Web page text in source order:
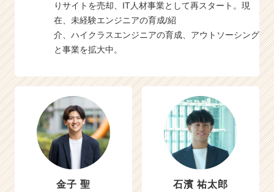
りサイトを売却、IT人材事業として再スタート。現
在、未経験エンジニアの育成/紹
介、ハイクラスエンジニアの育成、アウトソーシング
と事業を拡大中。
金子 聖 石濱 祐太郎